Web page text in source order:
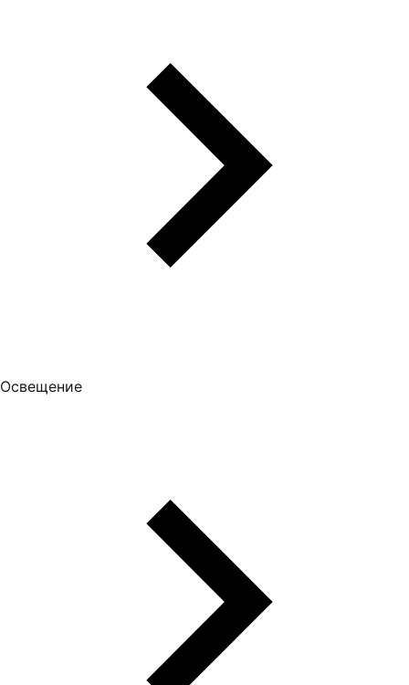
Освещение